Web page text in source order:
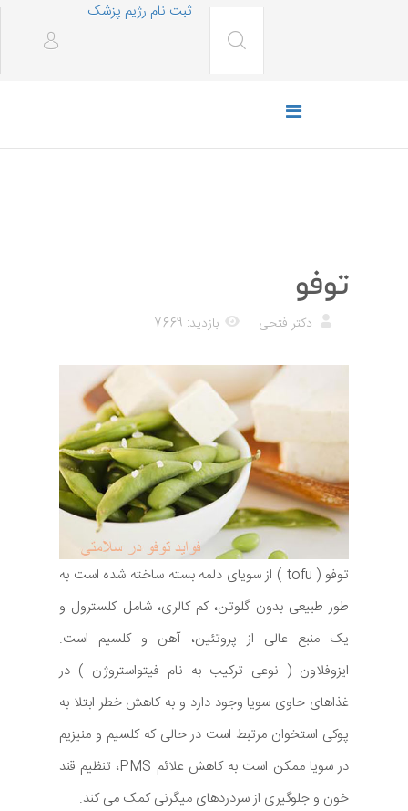
ثبت نام رژیم پزشک
توفو
دکتر فتحی بازدید: 7669
توفو ( tofu ) از سویای دلمه بسته ساخته شده است به
طور طبیعی بدون گلوتن، کم کالری، شامل کلسترول و
یک منبع عالی از پروتئین، آهن و کلسیم است.
ایزوفلاون ( نوعی ترکیب به نام فیتواستروژن ) در
غذاهای حاوی سویا وجود دارد و به کاهش خطر ابتلا به
پوکی استخوان مرتبط است در حالی که کلسیم و منیزیم
در سویا ممکن است به کاهش علائم PMS، تنظیم قند
خون و جلوگیری از سردردهای میگرنی کمک می کند.